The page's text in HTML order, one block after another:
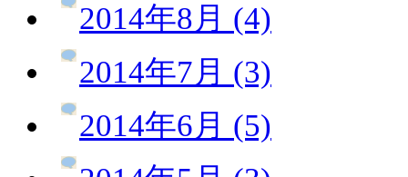
2014年8月 (4)
2014年7月 (3)
2014年6月 (5)